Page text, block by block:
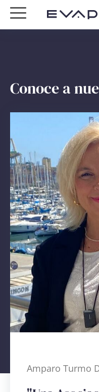
Conoce a
Amparo Turmo